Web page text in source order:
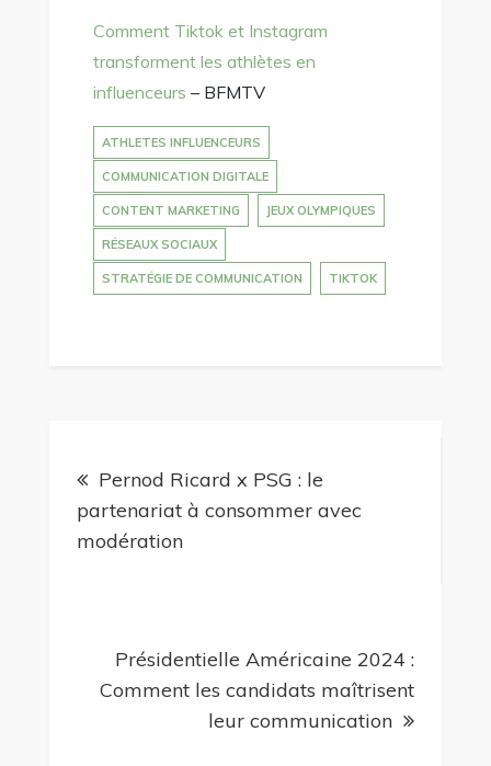
Comment Tiktok et Instagram
transforment les athlètes en
influenceurs – BFMTV
ATHLETES INFLUENCEURS
COMMUNICATION DIGITALE
CONTENT MARKETING JEUX OLYMPIQUES
RÉSEAUX SOCIAUX
STRATÉGIE DE COMMUNICATION TIKTOK
de
l’article
Pernod Ricard x PSG : le
partenariat à consommer avec
modération
Présidentielle Américaine 2024 :
Comment les candidats maîtrisent
leur communication